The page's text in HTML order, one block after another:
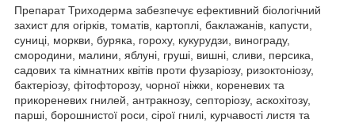
Препарат Триходерма забезпечує ефективний біологічний
захист для огірків, томатів, картоплі, баклажанів, капусти,
суниці, моркви, буряка, гороху, кукурудзи, винограду,
смородини, малини, яблуні, груші, вишні, сливи, персика,
садових та кімнатних квітів проти фузаріозу, ризоктоніозу,
бактеріозу, фітофторозу, чорної ніжки, кореневих та
прикореневих гнилей, антракнозу, септоріозу, аскохітозу,
парші, борошнистої роси, сірої гнилі, курчавості листя та